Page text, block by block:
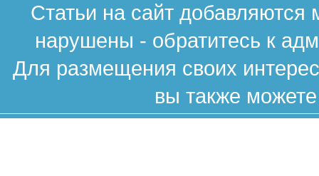
Статьи на сайт
нарушены - обратитесь к
Для размещения своих
вы также